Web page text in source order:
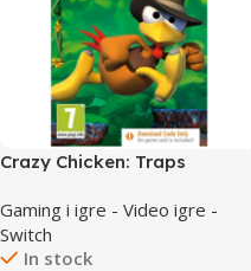
Crazy Chicken: Traps
Gaming i igre - Video igre -
Switch
In stock